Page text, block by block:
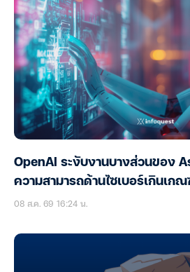
OpenAI ระงับงานบางส่วนของ
ความสามารถด้านไซเบอร์เกินเก
08 ส.ค. 69 16:24 น.